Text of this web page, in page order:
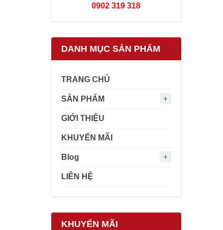
0902 319 318
DANH MỤC SẢN PHẨM
TRANG CHỦ
SẢN PHẨM
GIỚI THIỆU
KHUYẾN MÃI
Blog
LIÊN HỆ
KHUYẾN MÃI